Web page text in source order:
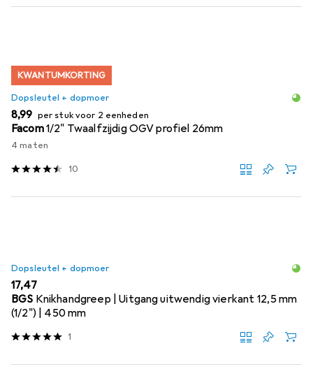
KWANTUMKORTING
Dopsleutel + dopmoer
EUR
8,99 per stuk voor 2 eenheden
Facom1/2" Twaalfzijdig OGV profiel 26mm
4 maten
10
Dopsleutel + dopmoer
EUR
17,47
BGS Knikhandgreep | Uitgang uitwendig vierkant 12,5 mm
(1/2") | 450 mm
1